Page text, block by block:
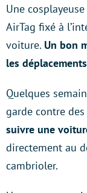
Une
AirTag fixé à
voiture. Un bon
les
Quelques
garde contre
suivre une
directement au
cambrioler.